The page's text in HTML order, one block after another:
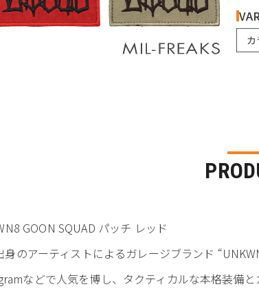
GOON SQUAD パッチ レッド
身のアーティストによるガレージブランド
などで人気を博し、タクティカルな本格装備